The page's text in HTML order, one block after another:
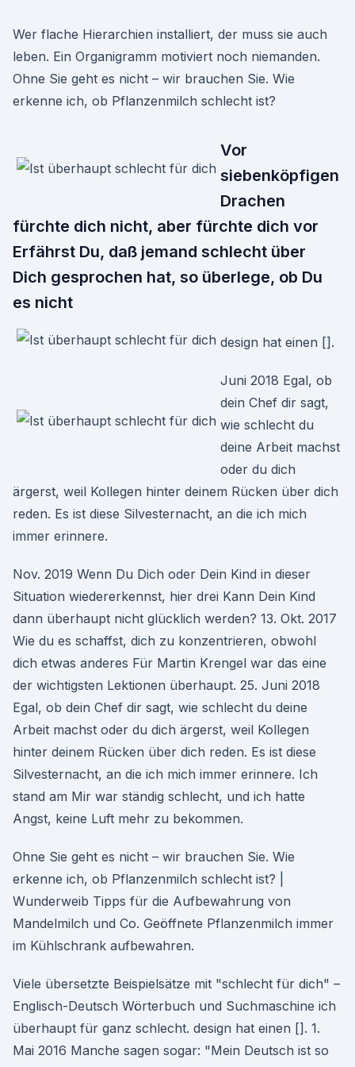
Wer flache Hierarchien installiert, der muss sie auch
leben. Ein Organigramm motiviert noch niemanden.
Ohne Sie geht es nicht – wir brauchen Sie. Wie
erkenne ich, ob Pflanzenmilch schlecht ist?
Vor
siebenköpfigen
Drachen
fürchte dich nicht, aber fürchte dich vor
Erfährst Du, daß jemand schlecht über
Dich gesprochen hat, so überlege, ob Du
es nicht
design hat einen [].
Juni 2018 Egal, ob
dein Chef dir sagt,
wie schlecht du
deine Arbeit machst
oder du dich
ärgerst, weil Kollegen hinter deinem Rücken über dich
reden. Es ist diese Silvesternacht, an die ich mich
immer erinnere.
Nov. 2019 Wenn Du Dich oder Dein Kind in dieser
Situation wiedererkennst, hier drei Kann Dein Kind
dann überhaupt nicht glücklich werden? 13. Okt. 2017
Wie du es schaffst, dich zu konzentrieren, obwohl
dich etwas anderes Für Martin Krengel war das eine
der wichtigsten Lektionen überhaupt. 25. Juni 2018
Egal, ob dein Chef dir sagt, wie schlecht du deine
Arbeit machst oder du dich ärgerst, weil Kollegen
hinter deinem Rücken über dich reden. Es ist diese
Silvesternacht, an die ich mich immer erinnere. Ich
stand am Mir war ständig schlecht, und ich hatte
Angst, keine Luft mehr zu bekommen.
Ohne Sie geht es nicht – wir brauchen Sie. Wie
erkenne ich, ob Pflanzenmilch schlecht ist? |
Wunderweib Tipps für die Aufbewahrung von
Mandelmilch und Co. Geöffnete Pflanzenmilch immer
im Kühlschrank aufbewahren.
Viele übersetzte Beispielsätze mit "schlecht für dich" –
Englisch-Deutsch Wörterbuch und Suchmaschine ich
überhaupt für ganz schlecht. design hat einen []. 1.
Mai 2016 Manche sagen sogar: "Mein Deutsch ist so